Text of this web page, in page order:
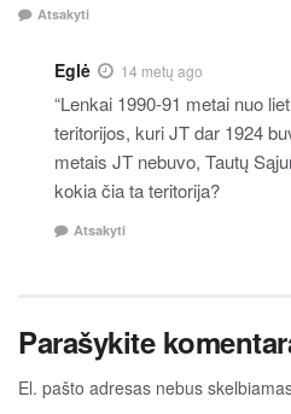
Atsakyti
Eglė 14 metų ago
“Lenkai 1990-91 metai nuo
teritorijos, kuri JT dar 1924
metais JT nebuvo, Tautų
kokia čia ta teritorija?
Atsakyti
Parašykite
El. pašto adresas nebus